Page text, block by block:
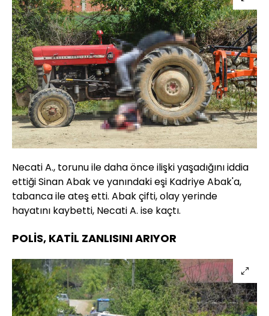
Necati A., torunu ile daha önce ilişki yaşadığını iddia
ettiği Sinan Abak ve yanındaki eşi Kadriye Abak'a,
tabanca ile ateş etti. Abak çifti, olay yerinde
hayatını kaybetti, Necati A. ise kaçtı.
POLİS, KATİL ZANLISINI ARIYOR